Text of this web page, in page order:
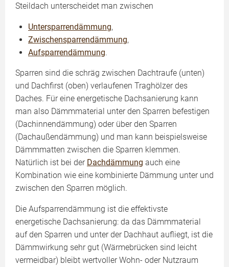
Steildach unterscheidet man zwischen
Untersparrendämmung,
Zwischensparrendämmung,
Aufsparrendämmung.
Sparren sind die schräg zwischen Dachtraufe (unten)
und Dachfirst (oben) verlaufenen Traghölzer des
Daches. Für eine energetische Dachsanierung kann
man also Dämmmaterial unter den Sparren befestigen
(Dachinnendämmung) oder über den Sparren
(Dachaußendämmung) und man kann beispielsweise
Dämmmatten zwischen die Sparren klemmen.
Natürlich ist bei der Dachdämmung auch eine
Kombination wie eine kombinierte Dämmung unter und
zwischen den Sparren möglich.
Die Aufsparrendämmung ist die effektivste
energetische Dachsanierung: da das Dämmmaterial
auf den Sparren und unter der Dachhaut aufliegt, ist die
Dämmwirkung sehr gut (Wärmebrücken sind leicht
vermeidbar) bleibt wertvoller Wohn- oder Nutzraum